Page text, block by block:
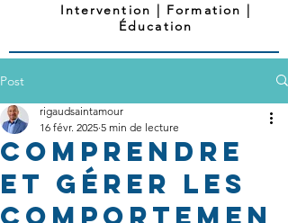
Intervention | Formation |
Éducation
Post
Comprendre
et gérer les
comportemen
rigaudsaintamour
16 févr. 2025 5 min de lecture